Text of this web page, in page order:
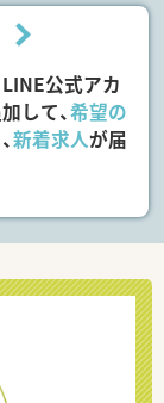
公式アカ
して、希望の
新着求人が届